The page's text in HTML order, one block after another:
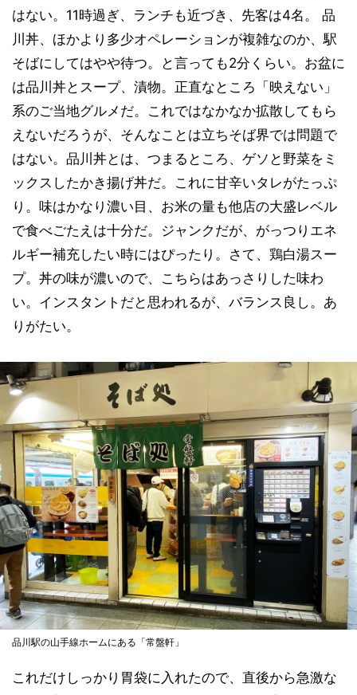
はない。11時過ぎ、ランチも近づき、先客は4名。 品
川丼、ほかより多少オペレーションが複雑なのか、駅
そばにしてはやや待つ。と言っても2分くらい。お盆に
は品川丼とスープ、漬物。正直なところ「映えない」
系のご当地グルメだ。これではなかなか拡散してもら
えないだろうが、そんなことは立ちそば界では問題で
はない。品川丼とは、つまるところ、ゲソと野菜をミ
ックスしたかき揚げ丼だ。これに甘辛いタレがたっぷ
り。味はかなり濃い目、お米の量も他店の大盛レベル
で食べごたえは十分だ。ジャンクだが、がっつりエネ
ルギー補充したい時にはぴったり。さて、鶏白湯スー
プ。丼の味が濃いので、こちらはあっさりした味わ
い。インスタントだと思われるが、バランス良し。あ
りがたい。
品川駅の山手線ホームにある「常盤軒」
これだけしっかり胃袋に入れたので、直後から急激な